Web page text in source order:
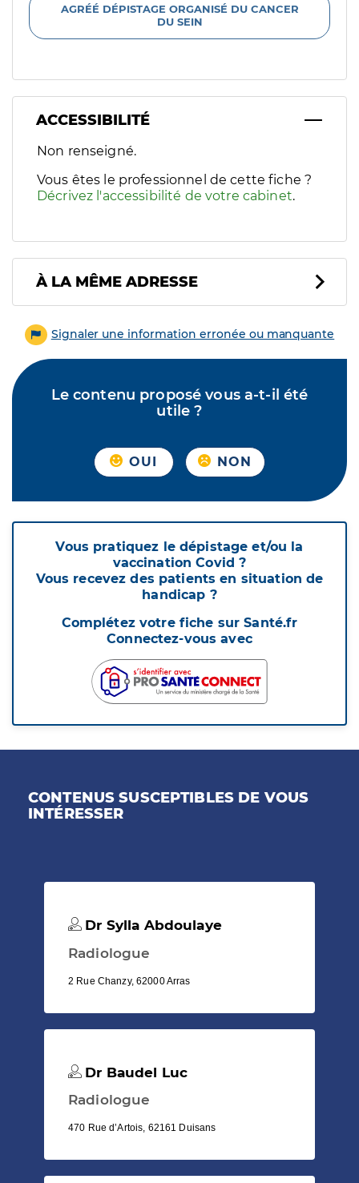
AGRÉÉ DÉPISTAGE ORGANISÉ DU CANCER
DU SEIN
ACCESSIBILITÉ
Filtres
Sélectionnez un ou plusieurs handicaps/besoins
Non renseigné.
Vous êtes le professionnel de cette fiche ?
Décrivez l'accessibilité de votre cabinet.
À LA MÊME ADRESSE
Signaler une information erronée ou manquante
Le contenu proposé vous a-t-il été
utile ?
OUI NON
Vous pratiquez le dépistage et/ou la
vaccination Covid ?
Vous recevez des patients en situation de
handicap ?
Complétez votre fiche sur Santé.fr
Connectez-vous avec
CONTENUS SUSCEPTIBLES DE VOUS
INTÉRESSER
Dr Sylla Abdoulaye
Radiologue
2 Rue Chanzy, 62000 Arras
Dr Baudel Luc
Radiologue
470 Rue d’Artois, 62161 Duisans